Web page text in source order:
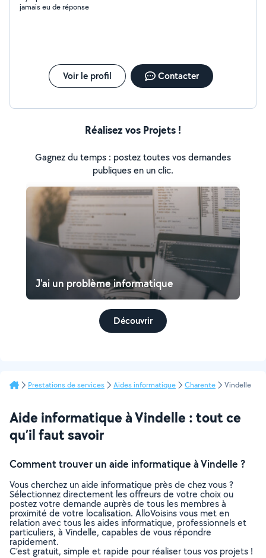
jamais eu de réponse
Voir le profil Contacter
Réalisez vos Projets !
Gagnez du temps : postez toutes vos demandes
publiques en un clic.
J'ai un problème informatique
Découvrir
Prestations de services Aides informatique Charente Vindelle
Aide informatique à Vindelle : tout ce
qu’il faut savoir
Comment trouver un aide informatique à Vindelle ?
Vous cherchez un aide informatique près de chez vous ?
Sélectionnez directement les offreurs de votre choix ou
postez votre demande auprès de tous les membres à
proximité de votre localisation. AlloVoisins vous met en
relation avec tous les aides informatique, professionnels et
particuliers, à Vindelle, capables de vous répondre
rapidement.
C’est gratuit, simple et rapide pour réaliser tous vos projets !